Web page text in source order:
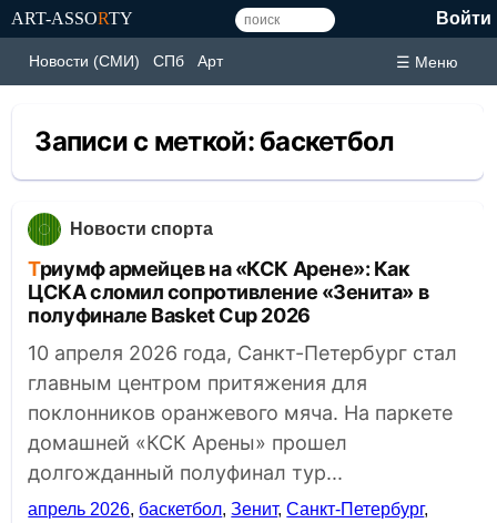
ART-ASSORTY Войти
Новости (СМИ) СПб Арт ☰ Меню
Записи с меткой: баскетбол
Новости спорта
Триумф армейцев на «КСК Арене»: Как
ЦСКА сломил сопротивление «Зенита» в
полуфинале Basket Cup 2026
10 апреля 2026 года, Санкт-Петербург стал
главным центром притяжения для
поклонников оранжевого мяча. На паркете
домашней «КСК Арены» прошел
долгожданный полуфинал тур...
апрель 2026, баскетбол,Зенит,Санкт-Петербург,